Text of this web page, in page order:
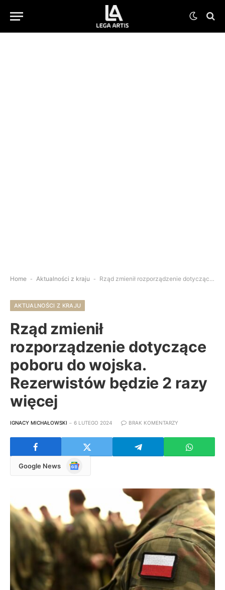
Home - Aktualności z kraju - Rząd zmienił rozporządzenie dotyczące poboru do wojska. Rezerwistów będzie 2 razy więcej
AKTUALNOŚCI Z KRAJU
Rząd zmienił
rozporządzenie dotyczące
poboru do wojska.
Rezerwistów będzie 2 razy
więcej
IGNACY MICHAŁOWSKI 6 LUTEGO 2024 BRAK KOMENTARZY
Google News
Google